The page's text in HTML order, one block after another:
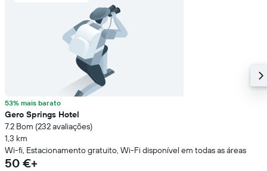
53% mais barato
Gero Springs Hotel
7.2 Bom (232 avaliações)
1,3 km
Wi-fi, Estacionamento gratuito, Wi-Fi disponível em todas as áreas
50 €+